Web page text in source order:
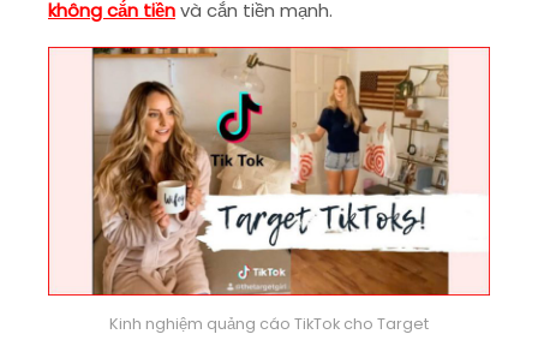
không cắn tiềnvà cắn tiền mạnh.
Kinh nghiệm quảng cáo TikTok cho Target